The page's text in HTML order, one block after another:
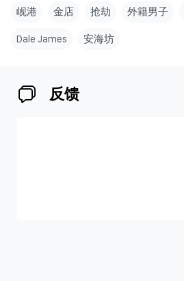
岘港 金店 抢劫 外籍男子
Dale James 安海坊
反馈